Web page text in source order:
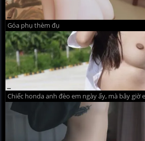
Góa phụ thèm đụ
Chiếc honda anh đèo em ngày ấy, mà bây giờ